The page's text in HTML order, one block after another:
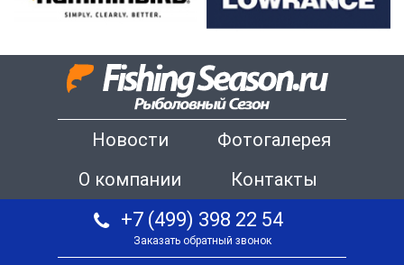
Новости
Фотогалерея
О компании
Контакты
+7 (499) 398 22 54
Заказать обратный звонок